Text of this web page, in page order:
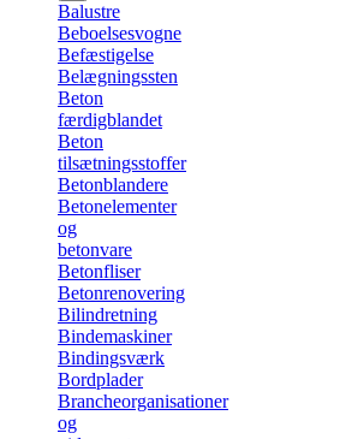
Balustre
Beboelsesvogne
Befæstigelse
Belægningssten
Beton
færdigblandet
Beton
tilsætningsstoffer
Betonblandere
Betonelementer
og
betonvare
Betonfliser
Betonrenovering
Bilindretning
Bindemaskiner
Bindingsværk
Bordplader
Brancheorganisationer
og